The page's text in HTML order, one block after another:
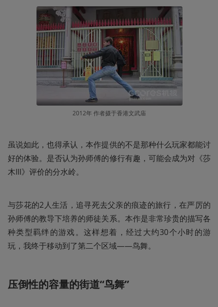
2012年 作者摄于香港文武庙
虽说如此，也得承认，本作提供的不是那种什么玩家都能讨
好的体验。是否认为孙师傅的修行有趣，可能会成为对《莎
木III》评价的分水岭。
与莎花的2人生活，追寻死去父亲的痕迹的旅行，在严厉的
孙师傅的教导下培养的师徒关系。本作是非常珍贵的描写各
种类型羁绊的游戏。这样想着，经过大约30个小时的游
玩，我终于移动到了第二个区域——鸟舞。
压倒性的容量的街道“鸟舞”